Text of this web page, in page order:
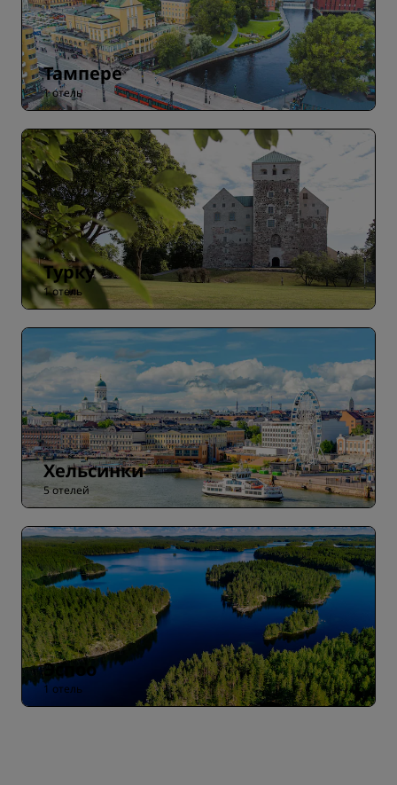
Тампере
1 отель
Турку
1 отель
Хельсинки
5 отелей
Эспоо
1 отель